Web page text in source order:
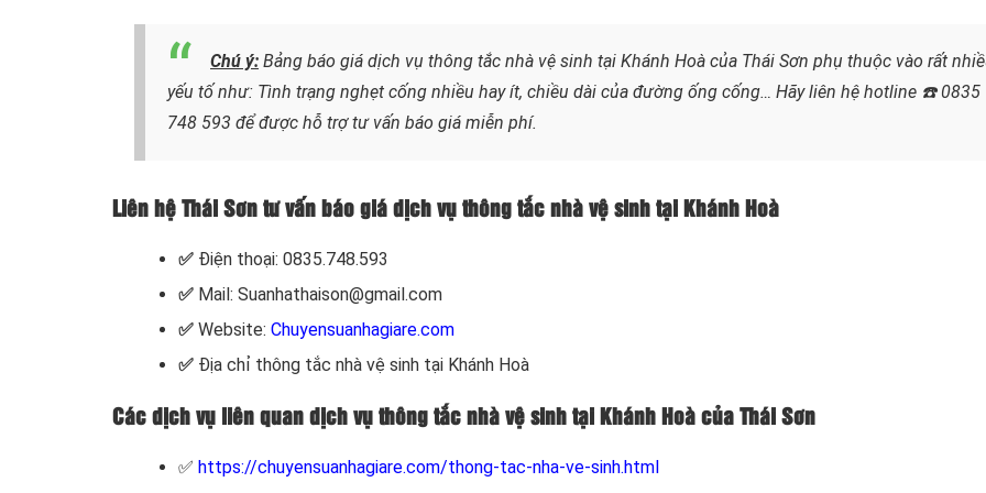
Chú ý: Bảng báo giá dịch vụ thông tắc nhà vệ sinh tại Khánh Hoà của Thái Sơn phụ thuộc vào rất
yếu tố như: Tình trạng nghẹt cống nhiều hay ít, chiều dài của đường ống cống… Hãy liên hệ hotline ☎️ 0835
748 593 để được hỗ trợ tư vấn báo giá miễn phí.
Liên hệ Thái Sơn tư vấn báo giá dịch vụ thông tắc nhà vệ sinh tại Khánh Hoà
✅ Điện thoại: 0835.748.593
✅ Mail: Suanhathaison@gmail.com
✅ Website: Chuyensuanhagiare.com
✅ Địa chỉ thông tắc nhà vệ sinh tại Khánh Hoà
Các dịch vụ liên quan dịch vụ thông tắc nhà vệ sinh tại Khánh Hoà của Thái Sơn
✅ https://chuyensuanhagiare.com/thong-tac-nha-ve-sinh.html